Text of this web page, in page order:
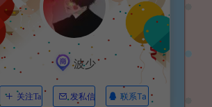
波少
关注Ta 发私信 联系Ta